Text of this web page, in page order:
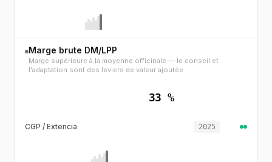
Marge brute DM/LPP
Marge supérieure à la moyenne officinale — le conseil et
l'adaptation sont des leviers de valeur ajoutée
33 %
CGP / Extencia 2025